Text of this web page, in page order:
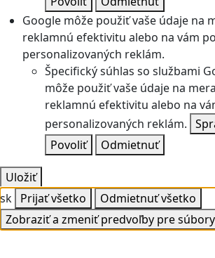
Google môže použiť vaše údaje na
reklamnú efektivitu alebo na vám
personalizovaných reklám.
Špecifický súhlas so službami
môže použiť vaše údaje na
reklamnú efektivitu alebo na
personalizovaných reklám.
Povoliť
Odmietnuť
Uložiť
sk Prijať všetko
Odmietnuť všetko
Zobraziť a zmeniť predvoľby pre